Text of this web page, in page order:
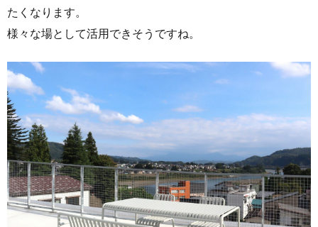
たくなります。
様々な場として活用できそうですね。